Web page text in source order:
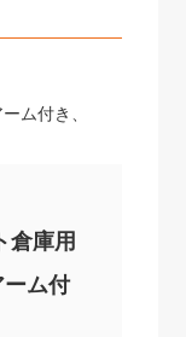
倉庫用
ーム付